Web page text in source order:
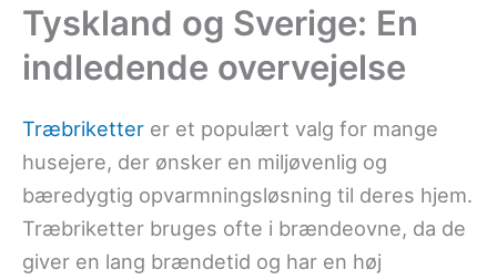
Tyskland og Sverige: En
indledende overvejelse
Træbriketter er et populært valg for mange
husejere, der ønsker en miljøvenlig og
bæredygtig opvarmningsløsning til deres hjem.
Træbriketter bruges ofte i brændeovne, da de
giver en lang brændetid og har en høj